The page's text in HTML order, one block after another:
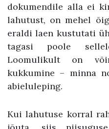
dokumendile alla ei
lahutust, on mehel
eraldi laen kustutati
tagasi poole
Loomulikult on
kukkumine – minna
abieluleping.
Kui lahutuse korral